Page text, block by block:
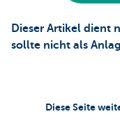
Dieser Artikel dient
sollte nicht als
Diese Seite